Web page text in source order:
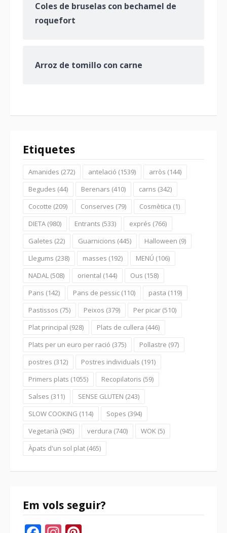
Coles de bruselas con bechamel de
roquefort
Arroz de tomillo con carne
Etiquetes
Amanides (272) antelació (1539) arròs (144)
Begudes (44) Berenars (410) carns (342)
Cocotte (209) Conserves (79) Cosmètica (1)
DIETA (980) Entrants (533) exprés (766)
Galetes (22) Guarnicions (445) Halloween (9)
Llegums (238) masses (192) MENÚ (106)
NADAL (508) oriental (144) Ous (158)
Pans (142) Pans de pessic (110) pasta (119)
Pastissos (75) Peixos (379) Per picar (510)
Plat principal (928) Plats de cullera (446)
Plats per un euro per ració (375) Pollastre (97)
postres (312) Postres individuals (191)
Primers plats (1055) Recopilatoris (59)
Salses (311) SENSE GLUTEN (243)
SLOW COOKING (114) Sopes (394)
Vegetarià (945) verdura (740) WOK (5)
Àpats d'un sol plat (465)
Em vols seguir?
Facebook
Instagram